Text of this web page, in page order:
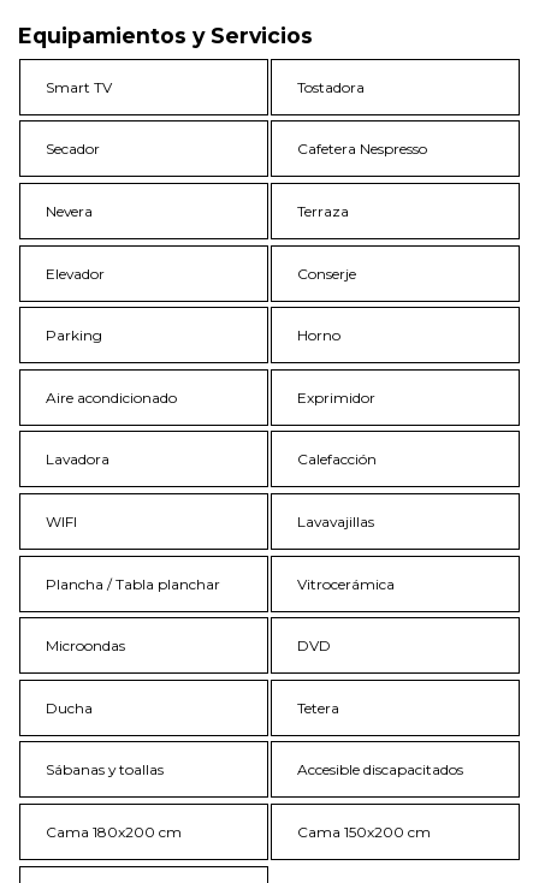
Equipamientos y Servicios
Smart TV Tostadora
Secador Cafetera Nespresso
Nevera Terraza
Elevador Conserje
Parking Horno
Aire acondicionado Exprimidor
Lavadora Calefacción
WIFI Lavavajillas
Plancha / Tabla planchar Vitrocerámica
Microondas DVD
Ducha Tetera
Sábanas y toallas Accesible discapacitados
Cama 180x200 cm Cama 150x200 cm